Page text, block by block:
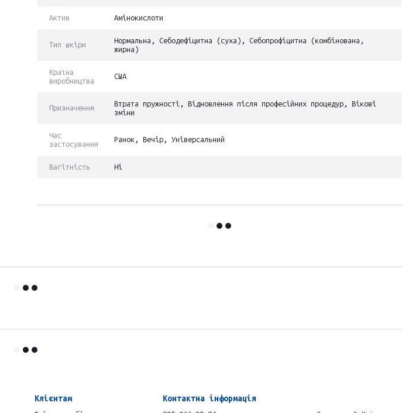
Актив Амінокислоти
Тип шкіри
Нормальна, Себодефіцитна (суха), Себопрофіцитна (комбінована,
жирна)
Країна
виробництва
США
Призначення
Втрата пружності, Відновлення після професійних процедур, Вікові
зміни
Час
застосування
Ранок, Вечір, Універсальний
Вагітність Ні
Клієнтам Контактна інформація